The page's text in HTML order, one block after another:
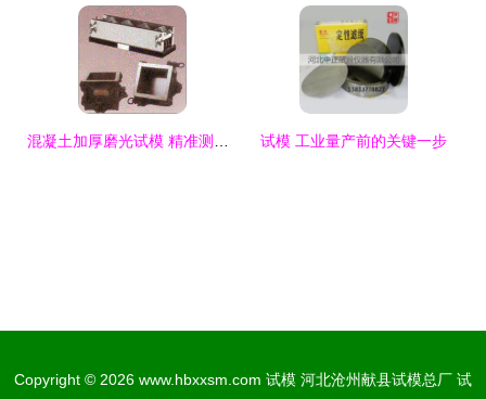
试模 工业量产前的关键一步
Copyright © 2026 www.hbxxsm.com 试模 河北沧州献县试模总厂 试